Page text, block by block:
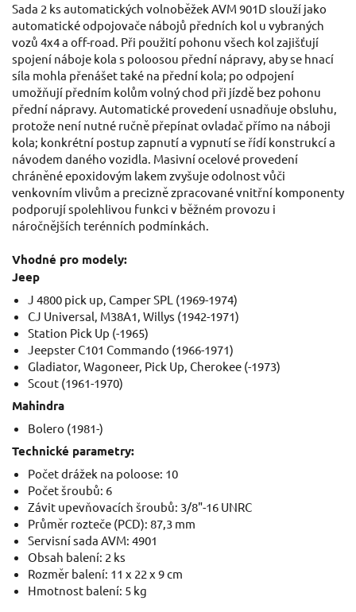
Sada 2 ks automatických volnoběžek AVM 901D slouží jako
automatické odpojovače nábojů předních kol u vybraných
vozů 4x4 a off-road. Při použití pohonu všech kol zajišťují
spojení náboje kola s poloosou přední nápravy, aby se hnací
síla mohla přenášet také na přední kola; po odpojení
umožňují předním kolům volný chod při jízdě bez pohonu
přední nápravy. Automatické provedení usnadňuje obsluhu,
protože není nutné ručně přepínat ovladač přímo na náboji
kola; konkrétní postup zapnutí a vypnutí se řídí konstrukcí a
návodem daného vozidla. Masivní ocelové provedení
chráněné epoxidovým lakem zvyšuje odolnost vůči
venkovním vlivům a precizně zpracované vnitřní komponenty
podporují spolehlivou funkci v běžném provozu i
náročnějších terénních podmínkách.
Vhodné pro modely:
Jeep
J 4800 pick up, Camper SPL (1969-1974)
CJ Universal, M38A1, Willys (1942-1971)
Station Pick Up (-1965)
Jeepster C101 Commando (1966-1971)
Gladiator, Wagoneer, Pick Up, Cherokee (-1973)
Scout (1961-1970)
Mahindra
Bolero (1981-)
Technické parametry:
Počet drážek na poloose: 10
Počet šroubů: 6
Závit upevňovacích šroubů: 3/8"-16 UNRC
Průměr rozteče (PCD): 87,3 mm
Servisní sada AVM: 4901
Obsah balení: 2 ks
Rozměr balení: 11 x 22 x 9 cm
Hmotnost balení: 5 kg